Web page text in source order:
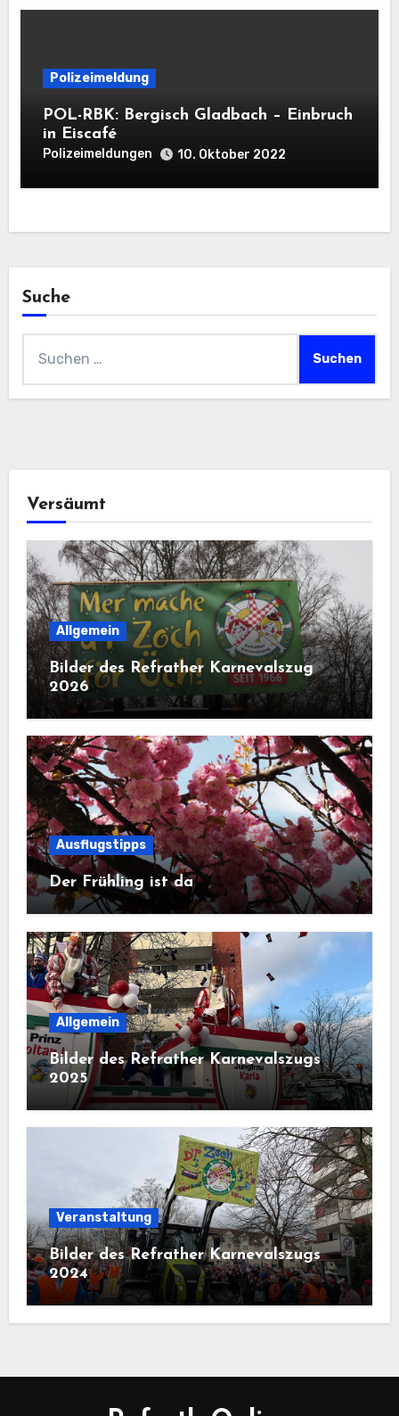
Polizeimeldung
POL-RBK: Bergisch Gladbach – Einbruch
in Eiscafé
Polizeimeldungen 10. Oktober 2022
Suche
nach:
Versäumt
Allgemein
Bilder des Refrather Karnevalszug
2026
Ausflugstipps
Der Frühling ist da
Allgemein
Bilder des Refrather Karnevalszugs
2025
Veranstaltung
Bilder des Refrather Karnevalszugs
2024